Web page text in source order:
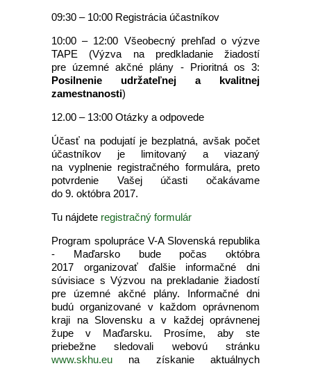
09:30 – 10:00 Registrácia účastníkov
10:00 – 12:00 Všeobecný prehľad o výzve
TAPE (Výzva na predkladanie žiadostí
pre územné akčné plány - Prioritná os 3:
Posilnenie udržateľnej a kvalitnej
zamestnanosti)
12.00 – 13:00 Otázky a odpovede
Účasť na podujatí je bezplatná, avšak počet
účastníkov je limitovaný a viazaný
na vyplnenie registračného formulára, preto
potvrdenie Vašej účasti očakávame
do 9. októbra 2017.
Tu nájdete registračný formulár
Program spolupráce V-A Slovenská republika
- Maďarsko bude počas októbra
2017 organizovať ďalšie informačné dni
súvisiace s Výzvou na prekladanie žiadostí
pre územné akčné plány. Informačné dni
budú organizované v každom oprávnenom
kraji na Slovensku a v každej oprávnenej
župe v Maďarsku. Prosíme, aby ste
priebežne sledovali webovú stránku
www.skhu.eu na získanie aktuálnych